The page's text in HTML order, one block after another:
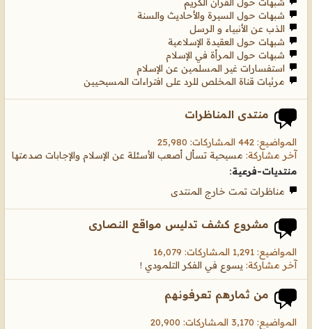
شبهات حول القران الكريم
شبهات حول السيرة والأحاديث والسنة
الذب عن الأنبياء و الرسل
شبهات حول العقيدة الإسلامية
شبهات حول المرأة في الإسلام
استفسارات غير المسلمين عن الإسلام
مرئيات قناة المخلص للرد على افتراءات المسيحيين
منتدى المناظرات
المواضيع: 442 المشاركات: 25,980
آخر مشاركة: مسيحية تسأل أصعب الأسئلة عن الإسلام والإجابات صدمتها
منتديات-فرعية:
مناظرات تمت خارج المنتدى
مشروع كشف تدليس مواقع النصارى
المواضيع: 1,291 المشاركات: 16,079
آخر مشاركة: يسوع في الفكر التلمودي !
من ثمارهم تعرفونهم
المواضيع: 3,170 المشاركات: 20,900